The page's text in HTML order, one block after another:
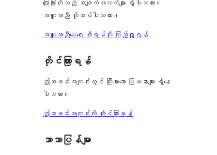
ပြောကြားလိုသည့် အချက်အလက်များ ရှိပါသလား။
အကူအညီ လိုအပ်ပါသလား။
အကူအညီပေးရေး ဖိုရမ်ကို ကြည့်ရှုရန်
တိုင်ကြားရန်
ဤအခင်းအကျင်းတွင် ကြီးမားသော ပြဿနာများ ရှိနေ
ပါသလား။
ဤအခင်းအကျင်းကို တိုင်ကြားရန်
ဘာသာပြန်များ